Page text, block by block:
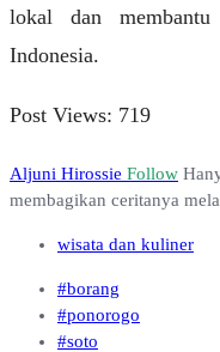
lokal dan membantu
Indonesia.
Post Views: 719
Aljuni Hirossie Follow
membagikan ceritanya
wisata dan kuliner
#borang
#ponorogo
#soto